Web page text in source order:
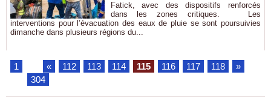
Fatick, avec des dispositifs renforcés
dans les zones critiques. Les
interventions pour l’évacuation des eaux de pluie se sont poursuivies
dimanche dans plusieurs régions du...
1 « 112 113 114 115 116 117 118
»
304